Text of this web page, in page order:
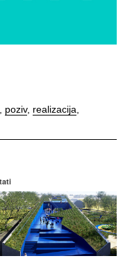
poziv, realizacija